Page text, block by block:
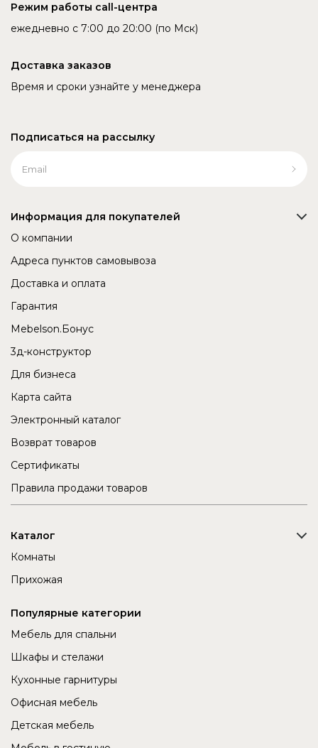
Режим работы call-центра
ежедневно с 7:00 до 20:00 (по Мск)
Доставка заказов
Время и сроки узнайте у менеджера
Подписаться на рассылку
Информация для покупателей
О компании
Адреса пунктов самовывоза
Доставка и оплата
Гарантия
Mebelson.Бонус
3д-конструктор
Для бизнеса
Карта сайта
Электронный каталог
Возврат товаров
Сертификаты
Правила продажи товаров
Каталог
Комнаты
Прихожая
Популярные категории
Мебель для спальни
Шкафы и стелажи
Кухонные гарнитуры
Офисная мебель
Детская мебель